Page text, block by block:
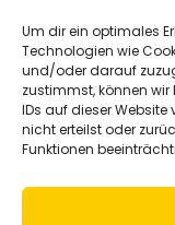
Um dir ein optimales
Technologien wie
und/oder darauf
zustimmst, können
IDs auf dieser
nicht erteilst oder
Funktionen
Zweimal 14:0,
Spielplan-
8. Juli 2026